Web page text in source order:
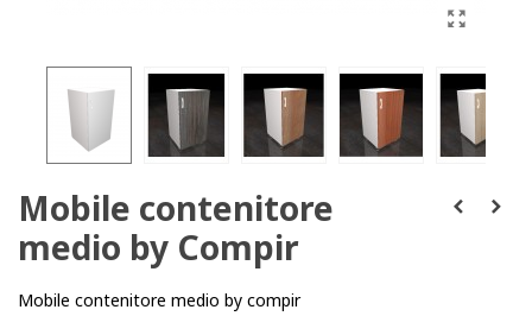
Mobile contenitore
medio by Compir
Mobile contenitore medio by compir